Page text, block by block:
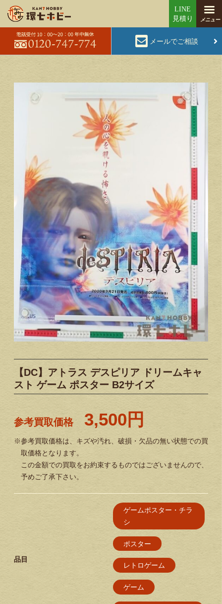
メールでご相談
【DC】アトラス デスピリア ドリームキャ
スト ゲーム ポスター B2サイズ
参考買取価格 3,500円
※参考買取価格は、キズや汚れ、破損・欠品の無い状態での買
取価格となります。
この金額での買取をお約束するものではございませんので、
予めご了承下さい。
品目
ゲームポスター・チラ
シ
ポスター
レトロゲーム
ゲーム